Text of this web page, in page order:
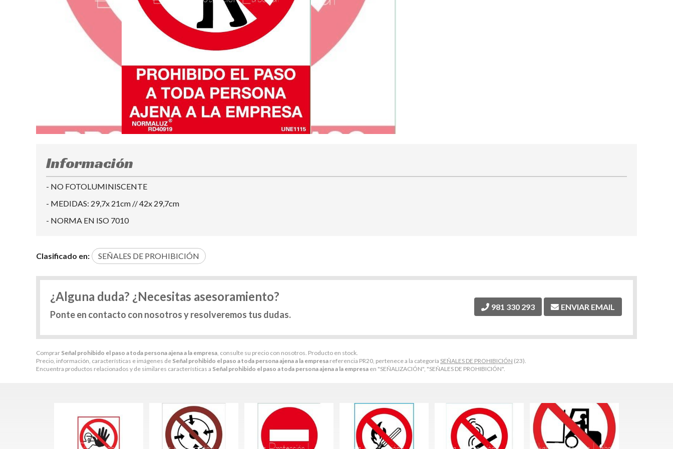
Comprar Señal prohibido el paso a toda persona ajena a la empresa, consulte su precio con nosotros. Producto en stock.
Precio, información, características e imágenes de Señal prohibido el paso a toda persona ajena a la empresa referencia PR20, pertenece a la categoría SEÑALES DE PROHIBICIÓN (23).
Encuentra productos relacionados y de similares características a Señal prohibido el paso a toda persona ajena a la empresa en "SEÑALIZACIÓN", "SEÑALES DE PROHIBICIÓN".
Información
- NO FOTOLUMINISCENTE
- MEDIDAS: 29,7x 21cm // 42x 29,7cm
- NORMA EN ISO 7010
Clasificado en: SEÑALES DE PROHIBICIÓN
¿Alguna duda? ¿Necesitas asesoramiento?
Ponte en contacto con nosotros y resolveremos tus dudas.
981 330 293 ENVIAR EMAIL